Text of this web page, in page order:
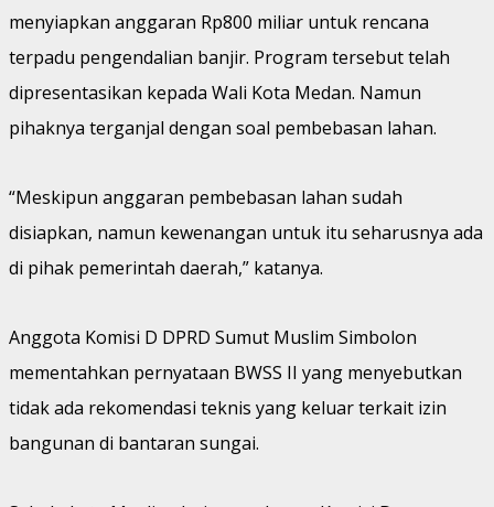
menyiapkan anggaran Rp800 miliar untuk rencana
terpadu pengendalian banjir. Program tersebut telah
dipresentasikan kepada Wali Kota Medan. Namun
pihaknya terganjal dengan soal pembebasan lahan.
“Meskipun anggaran pembebasan lahan sudah
disiapkan, namun kewenangan untuk itu seharusnya ada
di pihak pemerintah daerah,” katanya.
Anggota Komisi D DPRD Sumut Muslim Simbolon
mementahkan pernyataan BWSS II yang menyebutkan
tidak ada rekomendasi teknis yang keluar terkait izin
bangunan di bantaran sungai.